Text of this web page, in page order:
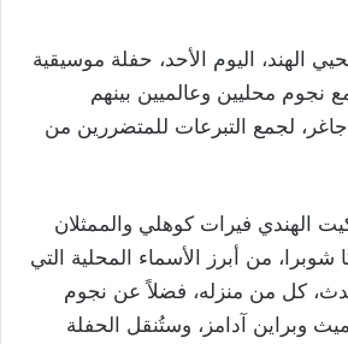
الهند، اليوم الأحد، حفلة موسيقية
نجوم محليين وعالميين بينهم
لجمع التبرعات للمتضررين من
الهندي فيرات كوهلي والممثلان
شوبرا، من أبرز الأسماء المحلية التي
كل من منزله، فضلاً عن نجوم
وبراين آدامز، وستُنقل الحفلة